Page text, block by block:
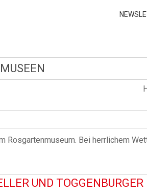
Rosgartenmuseum. Bei herrlichem
UND TOGGENBURGER